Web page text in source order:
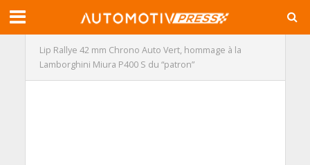
Lip Rallye 42 mm Chrono Auto Vert, hommage à la
Lamborghini Miura P400 S du “patron”